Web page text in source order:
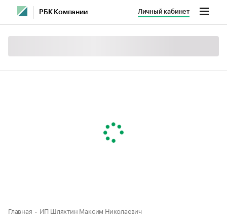
РБК Компании Личный кабинет
Главная ИП Шляхтин Максим Николаевич